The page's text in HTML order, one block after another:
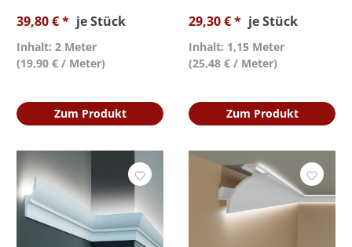
39,80 € * je Stück
Inhalt: 2 Meter
(19,90 € / Meter)
Zum Produkt
29,30 € * je Stück
Inhalt: 1,15 Meter
(25,48 € / Meter)
Zum Produkt